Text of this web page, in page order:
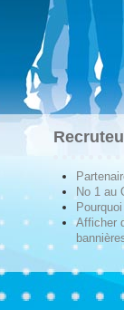
No 1 au
Afficher